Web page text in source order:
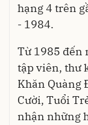
hạng 4 trên
- 1984.
Từ 1985 đến
tập viên, thư
Khăn Quàng
Cười, Tuổi
nhận những